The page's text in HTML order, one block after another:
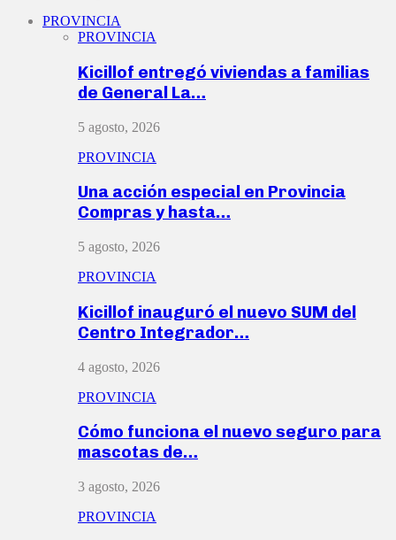
PROVINCIA
PROVINCIA
Kicillof entregó viviendas a familias
de General La…
5 agosto, 2026
PROVINCIA
Una acción especial en Provincia
Compras y hasta…
5 agosto, 2026
PROVINCIA
Kicillof inauguró el nuevo SUM del
Centro Integrador…
4 agosto, 2026
PROVINCIA
Cómo funciona el nuevo seguro para
mascotas de…
3 agosto, 2026
PROVINCIA